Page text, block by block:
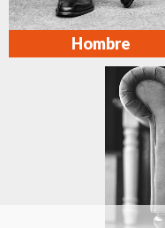
Hombre